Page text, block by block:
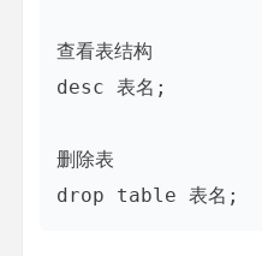
查看表结构
desc 表名;
删除表